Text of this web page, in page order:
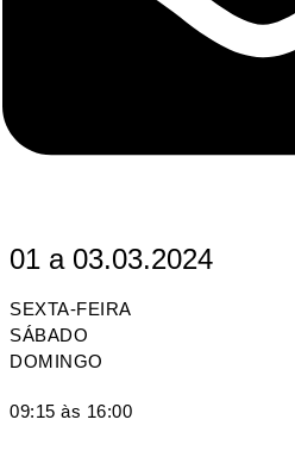
01 a 03.03.2024
SEXTA-FEIRA
SÁBADO
DOMINGO
09:15 às 16:00